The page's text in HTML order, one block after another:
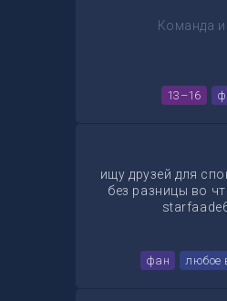
Команда
13–16
ищу друзей для
без разницы во
фан любое